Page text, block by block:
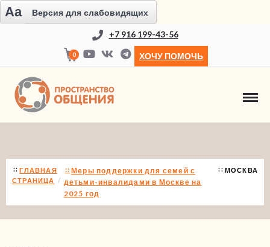
Aa Версия для слабовидящих
+7 916 199-43-56
0 ХОЧУ ПОМОЧЬ
ГЛАВНАЯ
СТРАНИЦА
Меры поддержки для семей с
детьми-инвалидами в Москве на
2025 год
МОСКВА